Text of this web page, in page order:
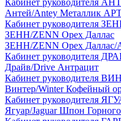
Кабинет руководителя
Антей/Antey Металлик
Кабинет руководителя
ЗЕНН/ZENN Орех Даллас
ЗЕНН/ZENN Орех Даллас/
Кабинет руководителя
Драйв/Drive Антрацит
Кабинет руководителя
Винтер/Winter Кофейный
Кабинет руководителя
Ягуар/Jaguar Шпон Горного